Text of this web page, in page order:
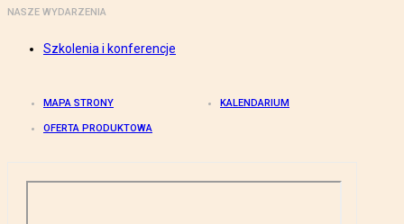
NASZE WYDARZENIA
Szkolenia i konferencje
MAPA STRONY KALENDARIUM
OFERTA PRODUKTOWA